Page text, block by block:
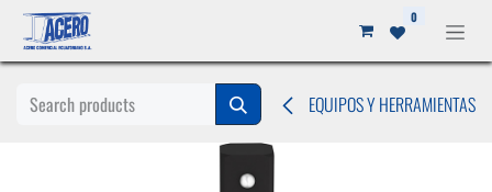
Ir al contenido 0
EQUIPOS Y HERRAMIENTAS